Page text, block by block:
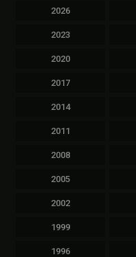
2026
2023
2020
2017
2014
2011
2008
2005
2002
1999
1996